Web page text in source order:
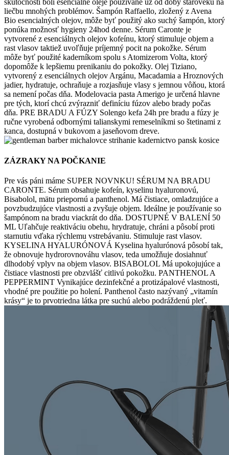
skutočnosti boli esenciálne oleje používané už od doby staroveku na
liečbu mnohých problémov. Šampón Raffaello, zložený z Avena
Bio esencialných olejov, môže byť použitý ako suchý šampón, ktorý
ponúka možnosť hygieny 24hod denne. Sérum Caronte je
vytvorené z esenciálnych olejov kofeínu, ktorý stimuluje objem a
rast vlasov taktiež uvoľňuje príjemný pocit na pokožke. Sérum
môže byť použité kaderníkom spolu s Atomizerom Volta, ktorý
dopomôže k lepšiemu prenikaniu do pokožky. Olej Tiziano,
vytvorený z esenciálnych olejov Argánu, Macadamia a Hroznových
jadier, hydratuje, ochraňuje a rozjasňuje vlasy s jemnou vôňou, ktorá
sa nemení počas dňa. Modelovacia pasta Amerigo je určená hlavne
pre tých, ktorí chcú zvýrazniť definíciu fúzov alebo brady počas
dňa. PRE BRADU A FÚZY Solengo kefa 24h pre bradu a fúzy je
ručne vyrobená odbornými talianskymi remeselníkmi so štetinami z
kanca, dostupná v bukovom a jaseňovom dreve.
ZÁZRAKY NA POČKANIE
Pre vás páni máme SUPER NOVNKU! SÉRUM NA BRADU
CARONTE. Sérum obsahuje kofeín, kyselinu hyaluronovú,
Bisabolol, mätu priepornú a panthenol. Má čistiace, omladzujúce a
povzbudzujúce vlastnosti a zvyšuje objem. Ideálne je používanie so
šampónom na bradu viackrát do dňa. DOSTUPNÉ V BALENÍ 50
ML Uľahčuje reaktiváciu obehu, hrydratuje, chráni a pôsobí proti
starnutiu vďaka rýchlemu vstrebávaniu. Stimuluje rast vlasov.
KYSELINA HYALURÓNOVÁ Kyselina hyalurónová pôsobí tak,
že obnovuje hydrorovnováhu vlasov, teda umožňuje dosiahnuť
dlhodobý vplyv na objem vlasov. BISABOLOL Má upokojujúce a
čistiace vlastnosti pre obzvlášť citlivú pokožku. PANTHENOL A
PEPPERMINT Vynikajúce dezinfekčné a protizápalové vlastnosti,
vhodné pre použitie po holení. Panthenol často nazývaný „vitamín
krásy“ je to prvotriedna látka pre suchú alebo podráždenú pleť.